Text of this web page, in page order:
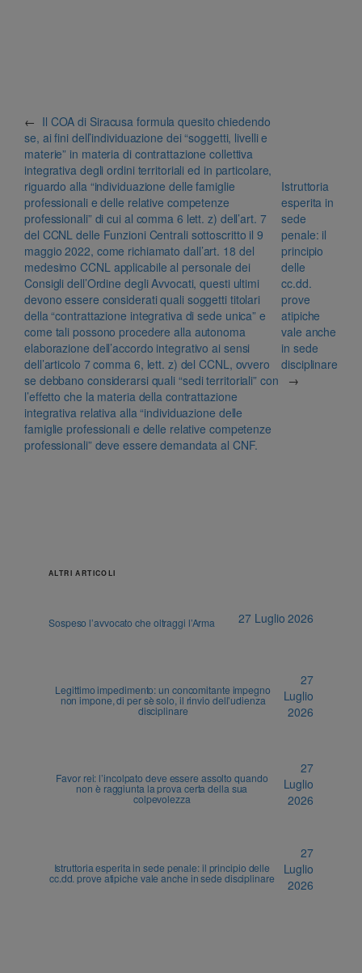
← Il COA di Siracusa formula quesito chiedendo
se, ai fini dell’individuazione dei “soggetti, livelli e
materie” in materia di contrattazione collettiva
integrativa degli ordini territoriali ed in particolare,
riguardo alla “individuazione delle famiglie
professionali e delle relative competenze
professionali” di cui al comma 6 lett. z) dell’art. 7
del CCNL delle Funzioni Centrali sottoscritto il 9
maggio 2022, come richiamato dall’art. 18 del
medesimo CCNL applicabile al personale dei
Consigli dell’Ordine degli Avvocati, questi ultimi
devono essere considerati quali soggetti titolari
della “contrattazione integrativa di sede unica” e
come tali possono procedere alla autonoma
elaborazione dell’accordo integrativo ai sensi
dell’articolo 7 comma 6, lett. z) del CCNL, ovvero
se debbano considerarsi quali “sedi territoriali” con
l’effetto che la materia della contrattazione
integrativa relativa alla “individuazione delle
famiglie professionali e delle relative competenze
professionali” deve essere demandata al CNF.
Istruttoria
esperita in
sede
penale: il
principio
delle
cc.dd.
prove
atipiche
vale anche
in sede
disciplinare
→
ALTRI ARTICOLI
Sospeso l’avvocato che oltraggi l’Arma 27 Luglio 2026
Legittimo impedimento: un concomitante impegno
non impone, di per sè solo, il rinvio dell’udienza
disciplinare
27
Luglio
2026
Favor rei: l’incolpato deve essere assolto quando
non è raggiunta la prova certa della sua
colpevolezza
27
Luglio
2026
Istruttoria esperita in sede penale: il principio delle
cc.dd. prove atipiche vale anche in sede disciplinare
27
Luglio
2026